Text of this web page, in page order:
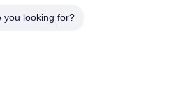
you looking for?